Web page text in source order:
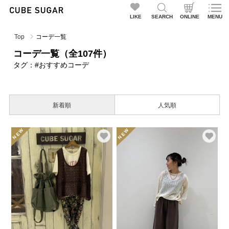
LIKE SEARCH ONLINE MENU
Top コーデ一覧
コーデ一覧（全107件）
タグ：#おすすめコーデ
新着順 人気順
NEW NEW